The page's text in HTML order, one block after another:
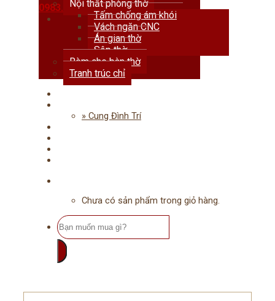
0983.678.111Nội thất phòng thờ
Tấm chống ám khói
Vách ngăn CNC
Án gian thờ
Sập thờ
Rèm che bàn thờ
Tranh trúc chỉ
» Cung Đình Trí
Chưa có sản phẩm trong giỏ hàng.
Tìm
kiếm: